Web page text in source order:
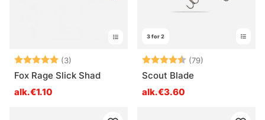
Arvio: (3)
5.0 5:sta tähdestä
Fox Rage Slick Shad
alk.€1.10
3 for 2
Arvio: (79)
Scout Blade
alk.€3.60